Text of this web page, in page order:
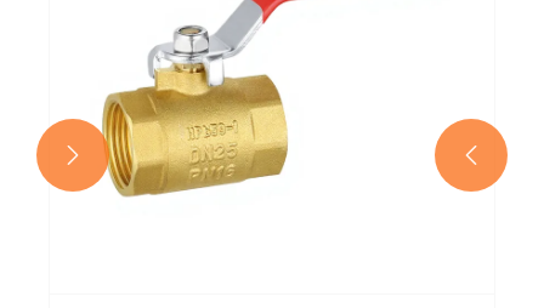

